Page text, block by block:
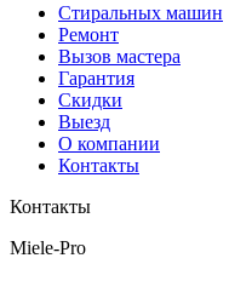
Стиральных машин
Ремонт
Вызов мастера
Гарантия
Скидки
Выезд
О компании
Контакты
Контакты
Miele-Pro